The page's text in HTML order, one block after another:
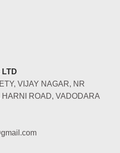
LTD
VIJAY NAGAR, NR
ROAD, VADODARA